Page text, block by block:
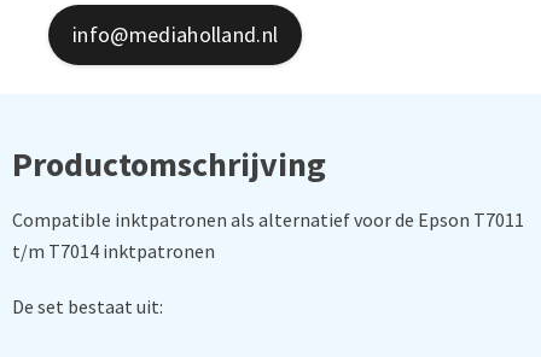
info@mediaholland.nl
Productomschrijving
Compatible inktpatronen als alternatief voor de Epson T7011
t/m T7014 inktpatronen
De set bestaat uit: